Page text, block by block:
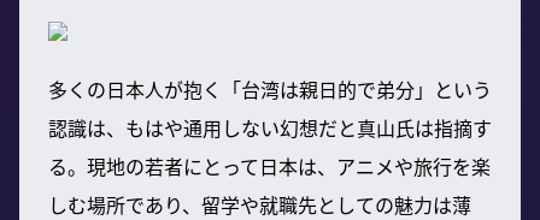
多くの日本人が抱く「台湾は親日的で弟分」という
認識は、もはや通用しない幻想だと真山氏は指摘す
る。現地の若者にとって日本は、アニメや旅行を楽
しむ場所であり、留学や就職先としての魅力は薄